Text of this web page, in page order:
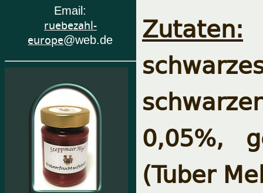
Email:
ruebezahl-
europe@web.de
Zutaten:
0,05%,
(Tuber